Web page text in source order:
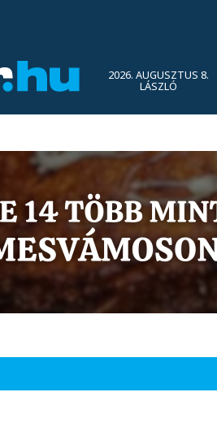
2026. AUGUSZTUS 8.
LÁSZLÓ